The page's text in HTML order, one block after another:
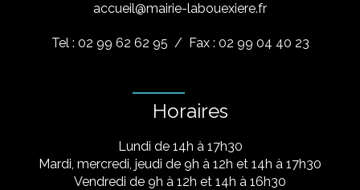
accueil@mairie-labouexiere.fr
Tel : 02 99 62 62 95 / Fax : 02 99 04 40 23
Horaires
Lundi de 14h à 17h30
Mardi, mercredi, jeudi de 9h à 12h et 14h à 17h30
Vendredi de 9h à 12h et 14h à 16h30